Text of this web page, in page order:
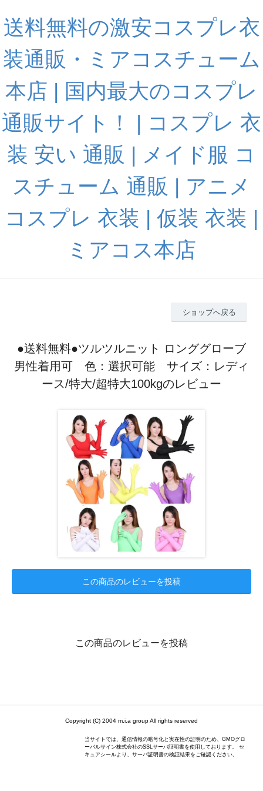
送料無料の激安コスプレ衣
装通販・ミアコスチューム
本店 | 国内最大のコスプレ
通販サイト！ | コスプレ 衣
装 安い 通販 | メイド服 コ
スチューム 通販 | アニメ
コスプレ 衣装 | 仮装 衣装 |
ミアコス本店
ショップへ戻る
●送料無料●ツルツルニット ロンググローブ
男性着用可 色：選択可能 サイズ：レディ
ース/特大/超特大100kgのレビュー
この商品のレビューを投稿
この商品のレビューを投稿
Copyright (C) 2004 m.i.a group All rights reserved
当サイトでは、通信情報の暗号化と実在性の証明のため、GMOグロ
ーバルサイン株式会社のSSLサーバ証明書を使用しております。 セ
キュアシールより、サーバ証明書の検証結果をご確認ください。